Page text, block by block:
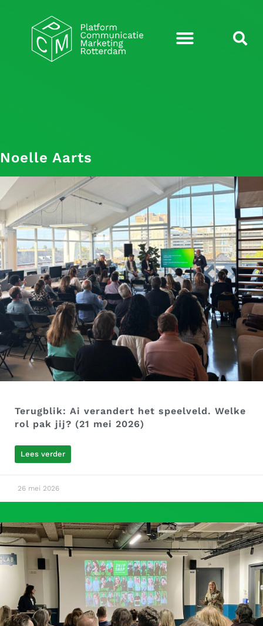
Noelle Aarts
Terugblik: Ai verandert het speelveld. Welke
rol pak jij? (21 mei 2026)
Lees verder
26 mei 2026